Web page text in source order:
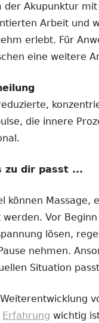
der Akupunktur
Arbeit und
erlebt. Für
eine weitere
die innere
zu dir passt ...
können Massage,
werden. Vor
lösen,
nehmen.
Situation
Erfahrung wichtig